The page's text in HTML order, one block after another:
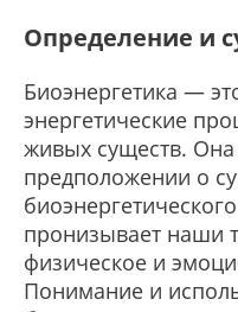
Определение и
Биоэнергетика —
энергетические
живых существ.
предположении о
пронизывает наши
физическое и
Понимание и